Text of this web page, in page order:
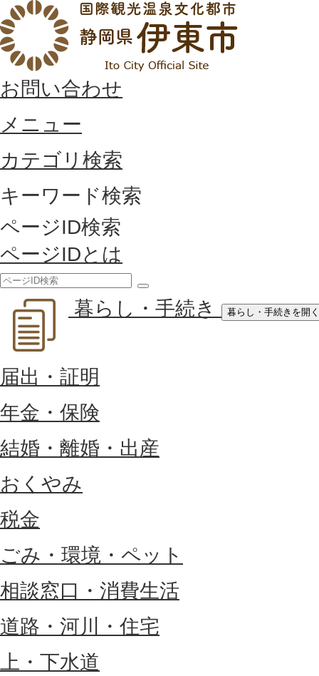
お問い合わせ
メニュー
カテゴリ検索
キーワード検索
ページID検索
ページIDとは
索
暮らし・手続き 暮らし・手続きを開く
届出・証明
年金・保険
結婚・離婚・出産
おくやみ
税金
ごみ・環境・ペット
相談窓口・消費生活
道路・河川・住宅
上・下水道